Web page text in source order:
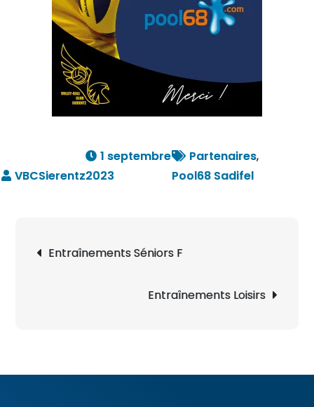
1 septembre
2023
Partenaires,
Pool68 Sadifel
Navigation
deEntraînements Séniors F
Entraînements Loisirs